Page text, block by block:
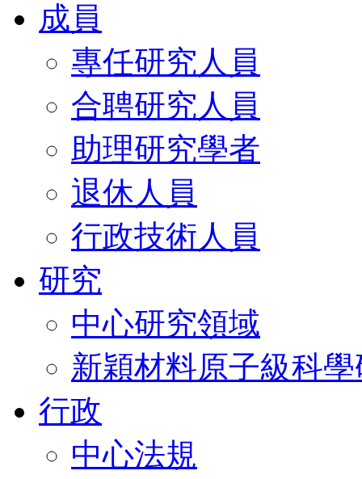
成員
專任研究人員
合聘研究人員
助理研究學者
退休人員
行政技術人員
研究
中心研究領域
新穎材料原子級科
行政
中心法規